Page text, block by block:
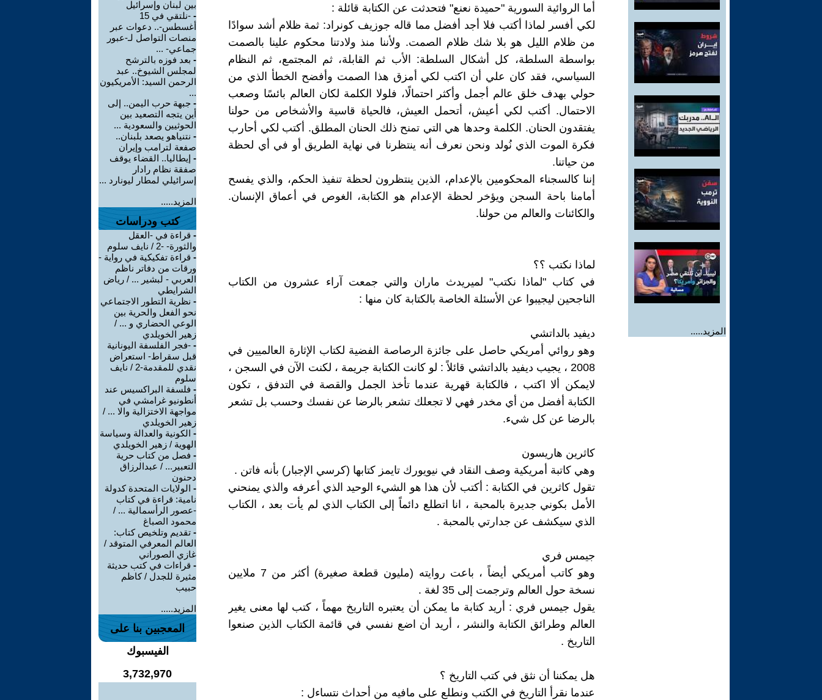
المزيد.....
أما الروائية السورية "حميدة نعنع" فتحدثت عن الكتابة قائلة :
لكي أفسر لماذا أكتب فلا أجد أفضل مما قاله جوزيف كونراد: ثمة ظلام أشد سوادًا
من ظلام الليل هو بلا شك ظلام الصمت. ولأننا منذ ولادتنا محكوم علينا بالصمت
بواسطة السلطة، كل أشكال السلطة: الأب ثم القابلة، ثم المجتمع، ثم النظام
السياسي، فقد كان علي أن اكتب لكي أمزق هذا الصمت وأفضح الخطأ الذي من
حولي بهدف خلق عالم أجمل وأكثر احتمالًا، فلولا الكلمة لكان العالم بائسًا وصعب
الاحتمال. أكتب لكي أعيش، أتحمل العيش، فالحياة قاسية والأشخاص من حولنا
يفتقدون الحنان. الكلمة وحدها هي التي تمنح ذلك الحنان المطلق. أكتب لكي أحارب
فكرة الموت الذي نُولد ونحن نعرف أنه ينتظرنا في نهاية الطريق أو في أي لحظة
من حياتنا.
إننا كالسجناء المحكومين بالإعدام، الذين ينتظرون لحظة تنفيذ الحكم، والذي يفسح
أمامنا باحة السجن ويؤخر لحظة الإعدام هو الكتابة، الغوص في أعماق الإنسان.
والكائنات والعالم من حولنا.
لماذا نكتب ؟؟
في كتاب "لماذا نكتب" لميريدث ماران والتي جمعت آراء عشرون من الكتاب
الناجحين ليجيبوا عن الأسئلة الخاصة بالكتابة كان منها :
ديفيد بالداتشي
وهو روائي أمريكي حاصل على جائزة الرصاصة الفضية لكتاب الإثارة العالميين في
2008 ، يجيب ديفيد بالداتشي قائلاً : لو كانت الكتابة جريمة ، لكنت الآن في السجن ،
لايمكن ألا اكتب ، فالكتابة قهرية عندما تأخذ الجمل والقصة في التدفق ، تكون
الكتابة أفضل من أي مخدر فهي لا تجعلك تشعر بالرضا عن نفسك وحسب بل تشعر
بالرضا عن كل شيء.
كاثرين هاريسون
وهي كاتبة أمريكية وصف النقاد في نيويورك تايمز كتابها (كرسي الإجبار) بأنه فاتن .
تقول كاثرين في الكتابة : أكتب لأن هذا هو الشيء الوحيد الذي أعرفه والذي يمنحني
الأمل بكوني جديرة بالمحبة ، انا اتطلع دائماً إلى الكتاب الذي لم يأت بعد ، الكتاب
الذي سيكشف عن جدارتي بالمحبة .
جيمس فري
وهو كاتب أمريكي أيضاً ، باعت روايته (مليون قطعة صغيرة) أكثر من 7 ملايين
نسخة حول العالم وترجمت إلى 35 لغة .
يقول جيمس فري : أريد كتابة ما يمكن أن يعتبره التاريخ مهماً ، كتب لها معنى يغير
العالم وطرائق الكتابة والنشر ، أريد أن اضع نفسي في قائمة الكتاب الذين صنعوا
التاريخ .
هل يمكننا أن نثق في كتب التاريخ ؟
عندما نقرأ التاريخ في الكتب ونطلع على مافيه من أحداث نتساءل :
بين لبنان وإسرائيل
-
-نلتقي في 15
أغسطس-.. دعوات عبر
منصات التواصل لـ-عبور
جماعي- ...
- بعد فوزه بالترشح
لمجلس الشيوخ.. عبد
الرحمن السيد: الأمريكيون
...
- جبهة حرب اليمن.. إلى
أين يتجه التصعيد بين
الحوثيين والسعودية ...
- نتنياهو يصعد بلبنان..
صفعة لترامب وإيران
- إيطاليا.. القضاء يوقف
صفقة نظام رادار
إسرائيلي لمطار ليونارد ...
المزيد.....
كتب ودراسات
- قراءة في -العقل
والثورة- -2 / نايف سلوم
- قراءة تفكيكية في رواية -
ورقات من دفاتر ناظم
العربي - لبشير ... / رياض
الشرايطي
- نظرية التطور الاجتماعي
نحو الفعل والحرية بين
الوعي الحضاري و ... /
زهير الخويلدي
- -فجر الفلسفة اليونانية
قبل سقراط- استعراض
نقدي للمقدمة-2 / نايف
سلوم
- فلسفة البراكسيس عند
أنطونيو غرامشي في
مواجهة الاختزالية والا ... /
زهير الخويلدي
- الكونية والعدالة وسياسة
الهوية / زهير الخويلدي
- فصل من كتاب حرية
التعبير... / عبدالرزاق
دحنون
- الولايات المتحدة كدولة
نامية: قراءة في كتاب
-عصور الرأسمالية ... /
محمود الصباغ
- تقديم وتلخيص كتاب:
العالم المعرفي المتوقد /
غازي الصوراني
- قراءات في كتب حديثة
مثيرة للجدل / كاظم
حبيب
المزيد.....
المعجبين بنا على
الفيسبوك
3,732,970